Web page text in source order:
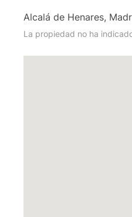
Alcalá de Henares,
La propiedad no ha